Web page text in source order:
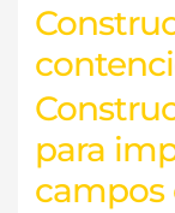
para